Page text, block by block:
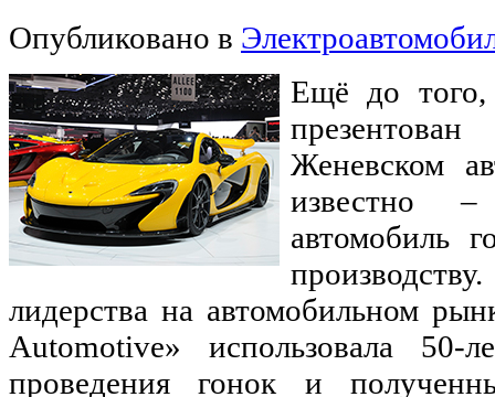
Опубликовано в
Ещё до
Женевском
известно
автомобиль
лидерства на автомобильном
Automotive» использовала
проведения гонок и